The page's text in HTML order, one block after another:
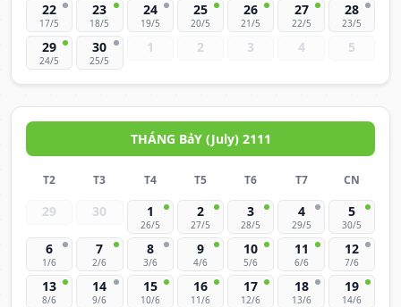
22
17/5
23
18/5
24
19/5
25
20/5
26
21/5
27
22/5
28
23/5
29
24/5
30
25/5
1 2 3 4 5
THÁNG BảY (July) 2111
T2 T3 T4 T5 T6 T7 CN
29 30 1
26/5
2
27/5
3
28/5
4
29/5
5
30/5
6
1/6
7
2/6
8
3/6
9
4/6
10
5/6
11
6/6
12
7/6
13
8/6
14
9/6
15
10/6
16
11/6
17
12/6
18
13/6
19
14/6